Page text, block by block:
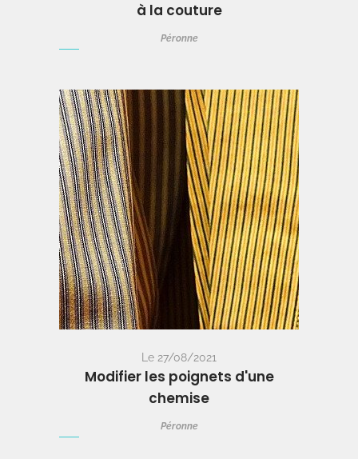
à la couture
Péronne
Le 27/08/2021
Modifier les poignets d'une
chemise
Péronne